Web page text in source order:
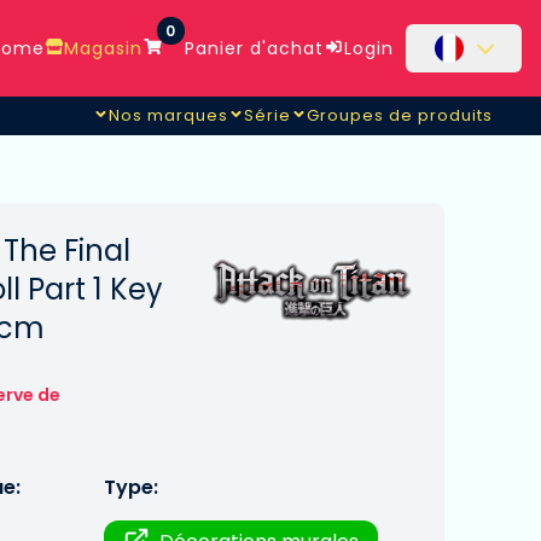
Magasin
0
Panier d'achat Login
Nos marques Série Groupes de produits
Final
Part 1 Key
de
Type: